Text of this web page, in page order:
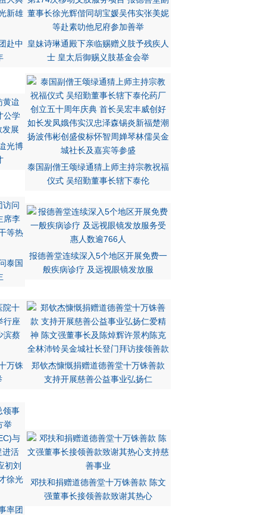
赴中 皇妹诗琳通殿下亲临赐赠义肢予残疾人
士 皇太后御赐义肢基金会举
光博
泰国副僧王颂绿通猜上师主持宗教祝福
仪式 吴绍勤董事长辖下泰伦
泰国
报德善堂连续深入5个地区开展免费一
般疾病诊疗 及远视眼镜发放服
万铢
郑钦杰慷慨捐赠道德善堂十万铢善款
支持开展慈善公益事业弘扬仁
率团
邓扶和捐赠道德善堂十万铢善款 陈文
强董事长接领善款致谢其热心